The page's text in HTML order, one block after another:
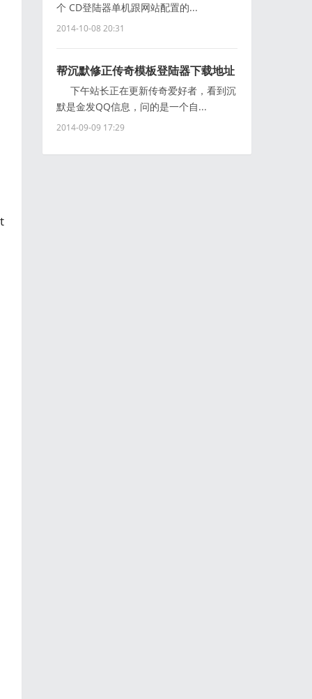
个 CD登陆器单机跟网站配置的...
2014-10-08 20:31
帮沉默修正传奇模板登陆器下载地址
下午站长正在更新传奇爱好者，看到沉
默是金发QQ信息，问的是一个自...
2014-09-09 17:29